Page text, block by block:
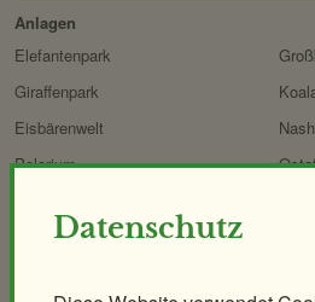
Datenschutz
Anlagen
Elefantenpark
Giraffenpark
Eisbärenwelt
Polarium
ORANG.erie